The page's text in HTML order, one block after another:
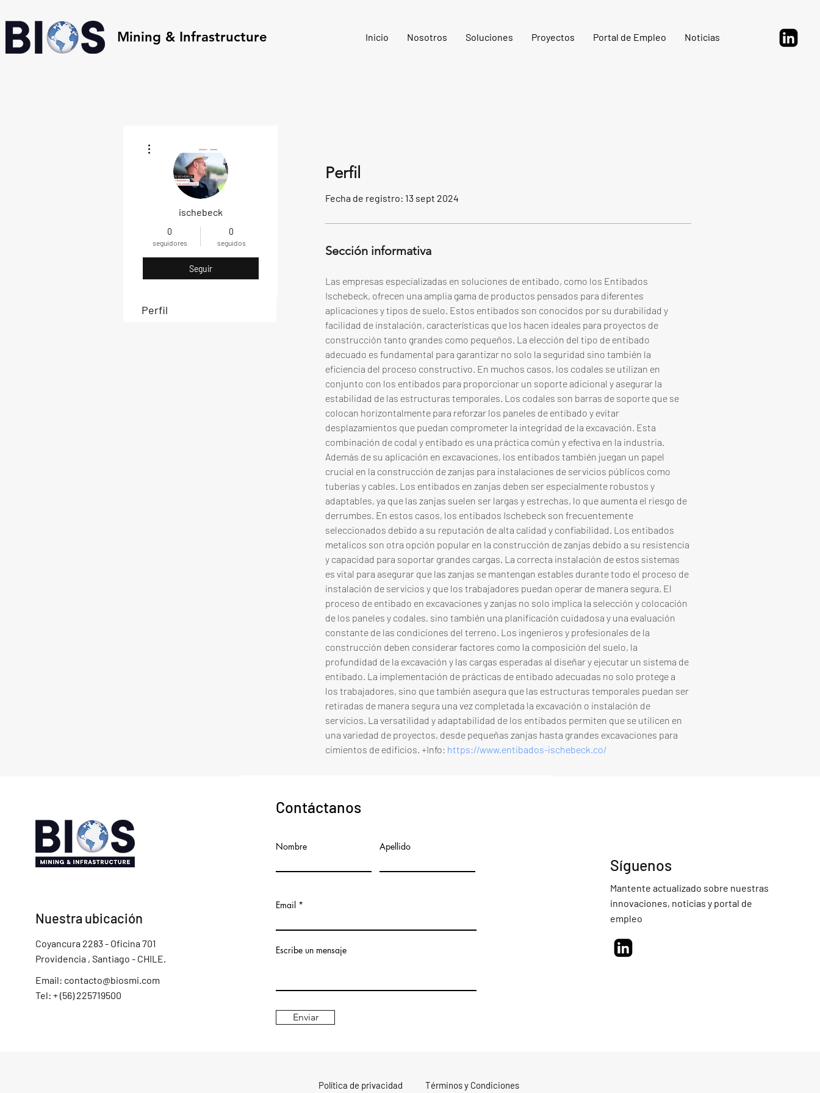
Mining & Infrastructure Inicio Nosotros Soluciones Proyectos Portal de Empleo Noticias
Perfil
Fecha de registro: 13 sept 2024
Sección informativa
Las empresas especializadas en soluciones de entibado, como los Entibados
Ischebeck, ofrecen una amplia gama de productos pensados para diferentes
aplicaciones y tipos de suelo. Estos entibados son conocidos por su durabilidad y
facilidad de instalación, características que los hacen ideales para proyectos de
construcción tanto grandes como pequeños. La elección del tipo de entibado
adecuado es fundamental para garantizar no solo la seguridad sino también la
eficiencia del proceso constructivo. En muchos casos, los codales se utilizan en
conjunto con los entibados para proporcionar un soporte adicional y asegurar la
estabilidad de las estructuras temporales. Los codales son barras de soporte que se
colocan horizontalmente para reforzar los paneles de entibado y evitar
desplazamientos que puedan comprometer la integridad de la excavación. Esta
combinación de codal y entibado es una práctica común y efectiva en la industria.
Además de su aplicación en excavaciones, los entibados también juegan un papel
crucial en la construcción de zanjas para instalaciones de servicios públicos como
tuberías y cables. Los entibados en zanjas deben ser especialmente robustos y
adaptables, ya que las zanjas suelen ser largas y estrechas, lo que aumenta el riesgo de
derrumbes. En estos casos, los entibados Ischebeck son frecuentemente
seleccionados debido a su reputación de alta calidad y confiabilidad. Los entibados
metalicos son otra opción popular en la construcción de zanjas debido a su resistencia
y capacidad para soportar grandes cargas. La correcta instalación de estos sistemas
es vital para asegurar que las zanjas se mantengan estables durante todo el proceso de
instalación de servicios y que los trabajadores puedan operar de manera segura. El
proceso de entibado en excavaciones y zanjas no solo implica la selección y colocación
de los paneles y codales, sino también una planificación cuidadosa y una evaluación
constante de las condiciones del terreno. Los ingenieros y profesionales de la
construcción deben considerar factores como la composición del suelo, la
profundidad de la excavación y las cargas esperadas al diseñar y ejecutar un sistema de
entibado. La implementación de prácticas de entibado adecuadas no solo protege a
los trabajadores, sino que también asegura que las estructuras temporales puedan ser
retiradas de manera segura una vez completada la excavación o instalación de
servicios. La versatilidad y adaptabilidad de los entibados permiten que se utilicen en
una variedad de proyectos, desde pequeñas zanjas hasta grandes excavaciones para
cimientos de edificios. +Info: https://www.entibados-ischebeck.co/
ischebeck
0
seguidores
0
seguidos
Seguir
Perfil
Nuestra ubicación
Coyancura 2283 - Oficina 701
Providencia , Santiago - CHILE.
Síguenos
Mantente actualizado sobre nuestras
innovaciones, noticias y portal de
empleo
Email: contacto@biosmi.com
Tel: + (56) 225719500
Contáctanos
Nombre Apellido
Email
Escribe un mensaje
Enviar
Política de privacidad Términos y Condiciones